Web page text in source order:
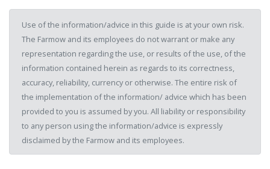
Use of the information/advice in this guide is at your own risk.
The Farmow and its employees do not warrant or make any
representation regarding the use, or results of the use, of the
information contained herein as regards to its correctness,
accuracy, reliability, currency or otherwise. The entire risk of
the implementation of the information/ advice which has been
provided to you is assumed by you. All liability or responsibility
to any person using the information/advice is expressly
disclaimed by the Farmow and its employees.